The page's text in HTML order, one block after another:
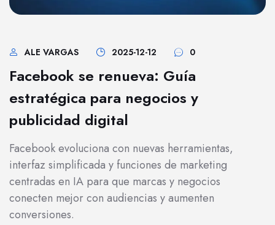
ALE VARGAS 2025-12-12 0
Facebook se renueva: Guía
estratégica para negocios y
publicidad digital
Facebook evoluciona con nuevas herramientas,
interfaz simplificada y funciones de marketing
centradas en IA para que marcas y negocios
conecten mejor con audiencias y aumenten
conversiones.